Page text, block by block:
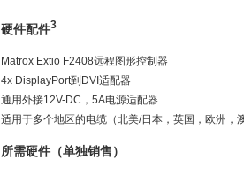
硬件配件3
Matrox Extio F2408远程图形控制器
4x DisplayPort到DVI适配器
通用外接12V-DC，5A电源适配器
适用于多个地区的电缆（北美/日本，英国，欧洲，
所需硬件（单独销售）